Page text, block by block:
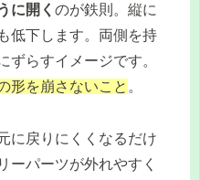
に開く のが鉄則。縦に
低下します。両側を持
ずらすイメージです。
形を崩さないこと 。
に戻りにくくなるだけ
ーパーツが外れやすく